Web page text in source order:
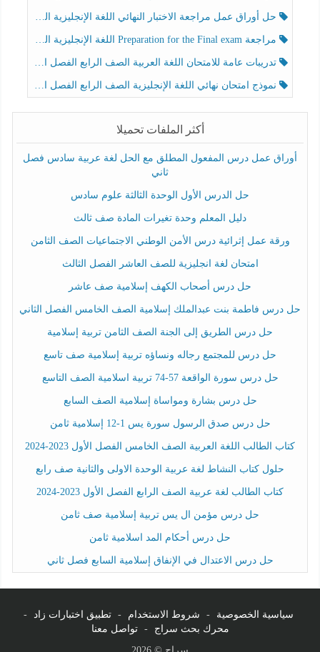
حل أوراق عمل مراجعة الاختبار النهائي اللغة الإنجليزية الصف الرابع الفصل الثالث
مراجعة Preparation for the Final exam اللغة الإنجليزية الصف الرابع الفصل الثالث
تدريبات عامة للامتحان اللغة العربية الصف الرابع الفصل الثالث
نموذج امتحان نهائي اللغة الإنجليزية الصف الرابع الفصل الثالث
أكثر الملفات تحميلا
أوراق عمل درس المفعول المطلق مع الحل لغة عربية سادس فصل
ثاني
حل الدرس الأول الوحدة الثالثة علوم سادس
دليل المعلم وحدة تغيرات المادة صف ثالث
ورقة عمل إثرائية درس الأمن الوطني الاجتماعيات الصف الثامن
امتحان لغة انجليزية للصف العاشر الفصل الثالث
حل درس أصحاب الكهف إسلامية صف عاشر
حل درس فاطمة بنت عبدالملك إسلامية الصف الخامس الفصل الثاني
حل درس الطريق إلى الجنة الصف الثامن تربية إسلامية
حل درس للمجتمع رجاله ونساؤه تربية إسلامية صف تاسع
حل درس سورة الواقعة 57-74 تربية اسلامية الصف التاسع
حل درس بشارة ومواساة إسلامية الصف السابع
حل درس صدق الرسول سورة يس 1-12 إسلامية ثامن
كتاب الطالب اللغة العربية الصف الخامس الفصل الأول 2023-2024
حلول كتاب النشاط لغة عربية الوحدة الاولى والثانية صف رابع
كتاب الطالب لغة عربية الصف الرابع الفصل الأول 2023-2024
حل درس مؤمن ال يس تربية إسلامية صف ثامن
حل درس أحكام المد اسلامية ثامن
حل درس الاعتدال في الإنفاق إسلامية السابع فصل ثاني
سياسية الخصوصية - شروط الاستخدام - تطبيق اختبارات زاد
-
محرك بحث سراج
-
تواصل معنا